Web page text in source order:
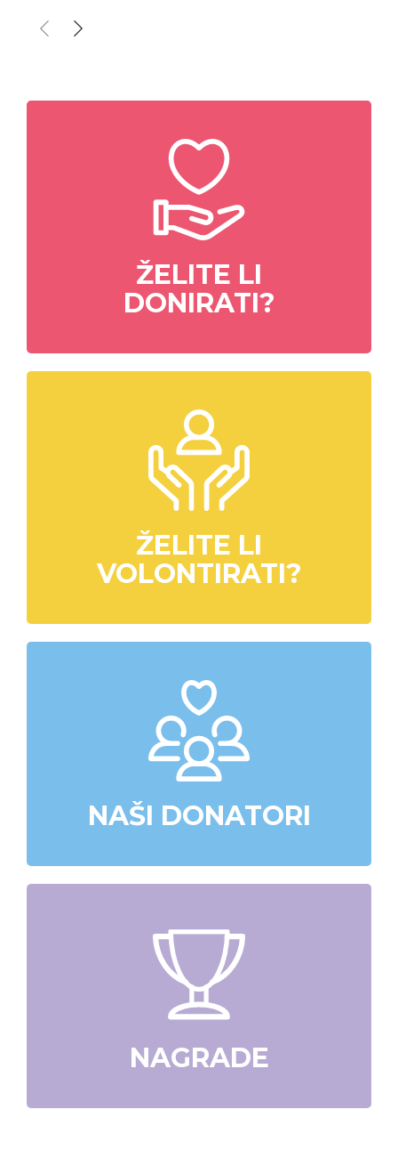
ŽELITE LI
DONIRATI?
ŽELITE LI
VOLONTIRATI?
NAŠI DONATORI
NAGRADE